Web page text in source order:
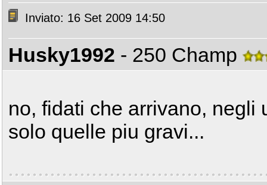
Inviato: 16 Set 2009 14:50
Husky1992 - 250 Champ
no, fidati che arrivano, negli
solo quelle piu gravi...